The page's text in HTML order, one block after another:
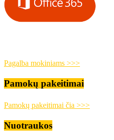
Pagalba mokiniams >>>
Pamokų pakeitimai
Pamokų pakeitimai čia >>>
Nuotraukos